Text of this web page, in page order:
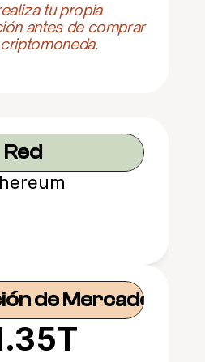
tu propia
antes de comprar
Red
de Mercado